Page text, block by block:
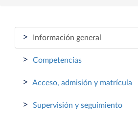
> Información general
> Competencias
> Acceso, admisión y matrícula
> Supervisión y seguimiento